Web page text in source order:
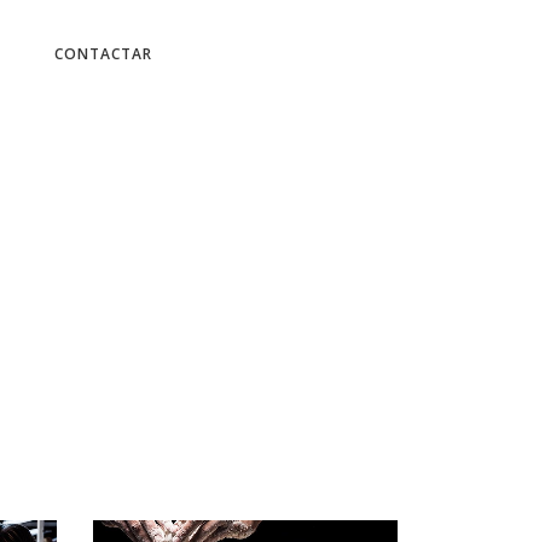
CONTACTAR